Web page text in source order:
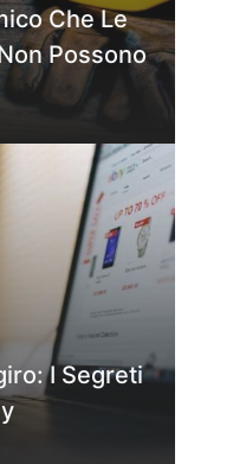
Che Le
Possono
I Segreti